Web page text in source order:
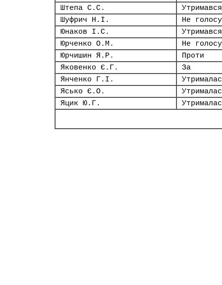
Штепа С.С.
Утримався
Шуфрич Н.І.
Не
Юнаков І.С.
Утримався
Юрченко О.М.
Не
Юрчишин Я.Р.
Проти
Яковенко Є.Г.
За
Янченко Г.І.
Ясько Є.О.
Яцик Ю.Г.